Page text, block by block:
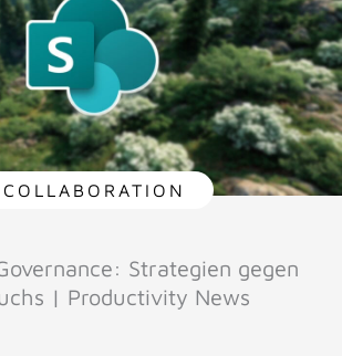
COLLABORATION
Strategien gegen
| Productivity News